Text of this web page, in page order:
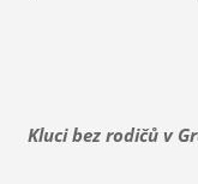
Kluci bez rodičů v